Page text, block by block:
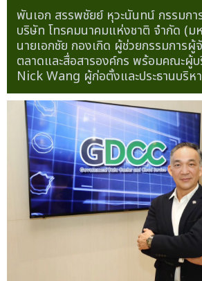
ทรู โชว์ศักยภาพเทคโนโลยี "AI for
Telecom AIoT Summit 2026 ร่ว
อนาคตดิจิทัลไทยอย่างยั่งยืน— ทรูออ